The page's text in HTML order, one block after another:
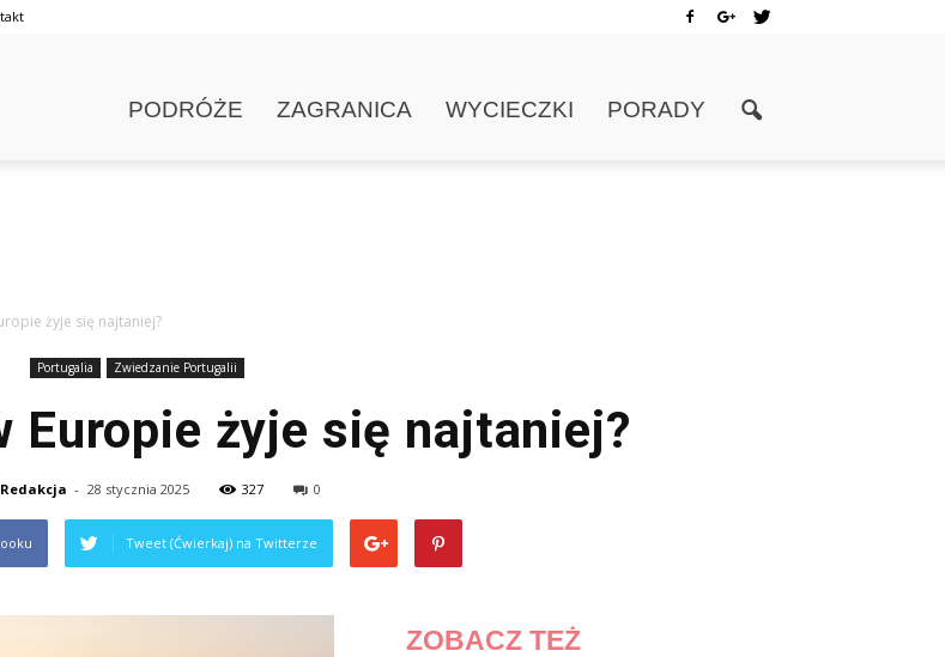
PODRÓŻE ZAGRANICA WYCIECZKI PORADY
żyje się najtaniej?
Portugalia Zwiedzanie Portugalii
Europie żyje się najtaniej?
Redakcja - 28 stycznia 2025 327 0
Tweet (Ćwierkaj) na Twitterze
ZOBACZ TEŻ